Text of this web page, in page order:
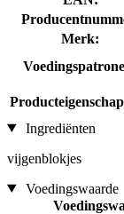
Merk:
Ingrediënten
vijgenblokjes
Voedingswaarde